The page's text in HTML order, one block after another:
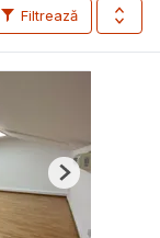
Filtrează
Next